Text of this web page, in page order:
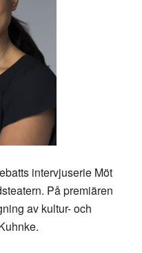
intervjuserie Möt
På premiären
av kultur- och